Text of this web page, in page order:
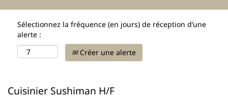
Sélectionnez la fréquence (en jours) de réception d’une
alerte :
Créer une alerte
Cuisinier Sushiman H/F